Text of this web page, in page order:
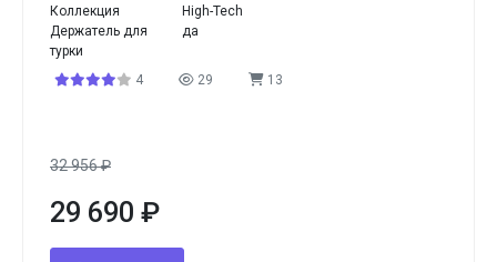
Коллекция
High-Tech
Держатель для
турки
да
4 29 13
32 956₽
29 690 ₽